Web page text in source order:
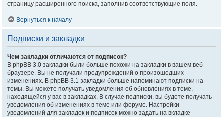
страницу расширенного поиска, заполнив соответствующие поля.
Вернуться к началу
Подписки и закладки
Чем закладки отличаются от подписок?
В phpBB 3.0 закладки были больше похожи на закладки в вашем веб-
браузере. Вы не получали предупреждений о произошедших
изменениях. В phpBB 3.1 закладки больше напоминают подписки на
темы. Вы можете получать уведомления об обновлениях в теме,
находящейся у вас в закладках. В случае подписки, вы будете получать
уведомления об изменениях в теме или форуме. Настройки
уведомлений для закладок и подписок можно задать на вкладке